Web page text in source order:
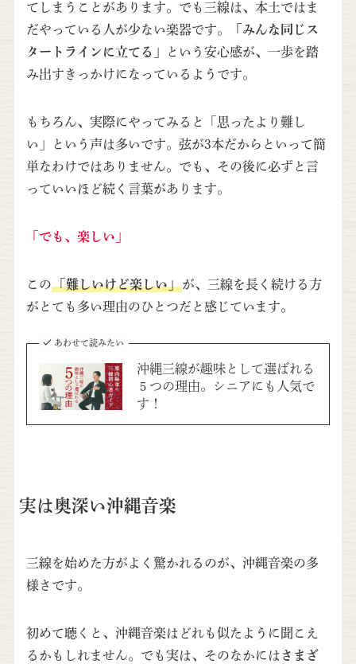
てしまうことがあります。でも三線は、本土ではま
だやっている人が少ない楽器です。
「みんな同じス
タートラインに立てる」
という安心感が、一歩を踏
み出すきっかけになっているようです。
もちろん、実際にやってみると「思ったより難し
い」という声は多いです。弦が3本だからといって簡
単なわけではありません。でも、その後に必ずと言
っていいほど続く言葉があります。
「でも、楽しい」
この「難しいけど楽しい」が、三線を長く続ける方
がとても多い理由のひとつだと感じています。
あわせて読みたい
沖縄三線が趣味として選ばれる
５つの理由。シニアにも人気で
す！
実は奥深い沖縄音楽
三線を始めた方がよく驚かれるのが、沖縄音楽の多
様さです。
初めて聴くと、沖縄音楽はどれも似たように聞こえ
るかもしれません。でも実は、そのなかにはさまざ